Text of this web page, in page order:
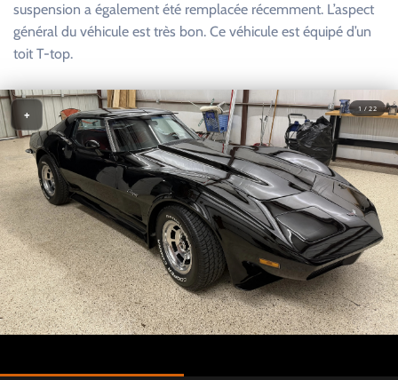
suspension a également été remplacée récemment. L’aspect
général du véhicule est très bon. Ce véhicule est équipé d’un
toit T-top.
1 / 22
+